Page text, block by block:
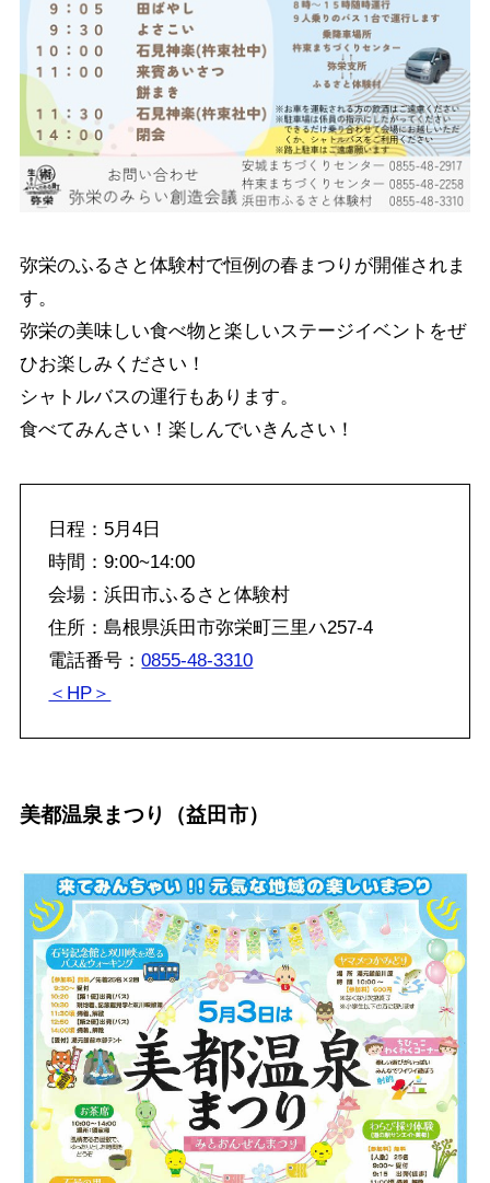
弥栄のふるさと体験村で恒例の春まつりが開催されま
す。
弥栄の美味しい食べ物と楽しいステージイベントをぜ
ひお楽しみください！
シャトルバスの運行もあります。
食べてみんさい！楽しんでいきんさい！
日程：5月4日
時間：9:00~14:00
会場：浜田市ふるさと体験村
住所：島根県浜田市弥栄町三里ハ257-4
電話番号：0855-48-3310
＜HP＞
美都温泉まつり（益田市）